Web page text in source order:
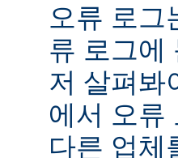
오류 로그
류 로그에
저 살펴봐
에서 오류
다른 업체